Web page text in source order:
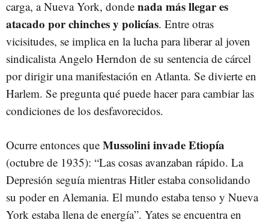
carga, a Nueva York, donde nada más llegar es
atacado por chinches y policías. Entre otras
vicisitudes, se implica en la lucha para liberar al joven
sindicalista Angelo Herndon de su sentencia de cárcel
por dirigir una manifestación en Atlanta. Se divierte en
Harlem. Se pregunta qué puede hacer para cambiar las
condiciones de los desfavorecidos.
Ocurre entonces que Mussolini invade Etiopía
(octubre de 1935): “Las cosas avanzaban rápido. La
Depresión seguía mientras Hitler estaba consolidando
su poder en Alemania. El mundo estaba tenso y Nueva
York estaba llena de energía”. Yates se encuentra en